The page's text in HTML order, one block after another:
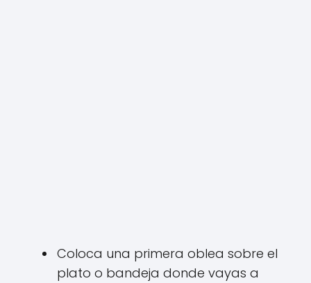
Coloca una primera oblea sobre el
plato o bandeja donde vayas a